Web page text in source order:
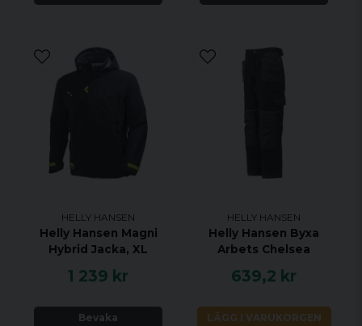
HELLY HANSEN
Helly Hansen Magni
Hybrid Jacka, XL
1 239 kr
Bevaka
HELLY HANSEN
Helly Hansen Byxa
Arbets Chelsea
639,2 kr
LÄGG I VARUKORGEN